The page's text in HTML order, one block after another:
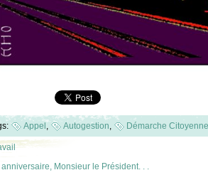
Appel , Autogestion, Démarche Citoyenne
anniversaire, Monsieur le Président. . .